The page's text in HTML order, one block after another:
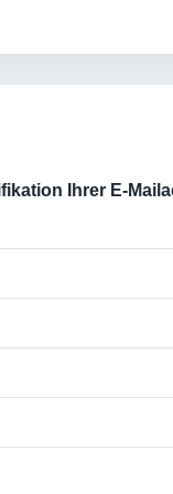
Ihrer E-